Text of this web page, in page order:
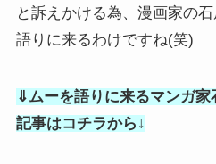
と訴えかける為、漫画家の
語りに来るわけですね(笑)
⇓ムーを語りに来るマンガ
記事はコチラから↓